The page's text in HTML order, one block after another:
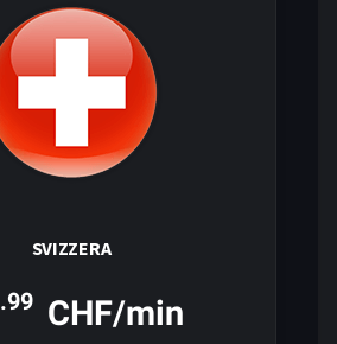
SVIZZERA
.99 CHF/min